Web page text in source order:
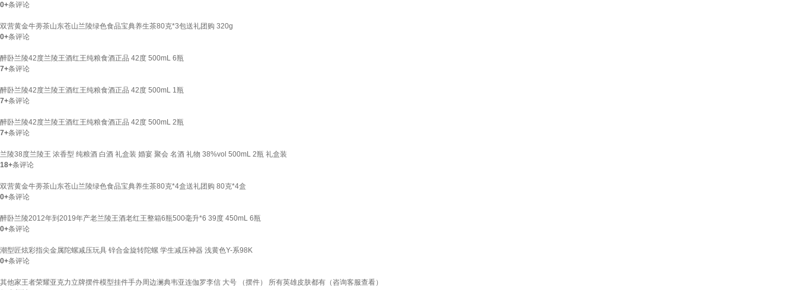
0+条评论
双营黄金牛蒡茶山东苍山兰陵绿色食品宝典养生茶80克*3包送礼团购 320g
0+条评论
醉卧兰陵42度兰陵王酒红王纯粮食酒正品 42度 500mL 6瓶
7+条评论
醉卧兰陵42度兰陵王酒红王纯粮食酒正品 42度 500mL 1瓶
7+条评论
醉卧兰陵42度兰陵王酒红王纯粮食酒正品 42度 500mL 2瓶
7+条评论
兰陵38度兰陵王 浓香型 纯粮酒 白酒 礼盒装 婚宴 聚会 名酒 礼物 38%vol 500mL 2瓶 礼盒装
18+条评论
双营黄金牛蒡茶山东苍山兰陵绿色食品宝典养生茶80克*4盒送礼团购 80克*4盒
0+条评论
醉卧兰陵2012年到2019年产老兰陵王酒老红王整箱6瓶500毫升*6 39度 450mL 6瓶
0+条评论
潮型匠炫彩指尖金属陀螺减压玩具 锌合金旋转陀螺 学生减压神器 浅黄色Y-系98K
0+条评论
其他家王者荣耀亚克力立牌摆件模型挂件手办周边澜典韦亚连伽罗李信 大号 （摆件） 所有英雄皮肤都有（咨询客服查看）